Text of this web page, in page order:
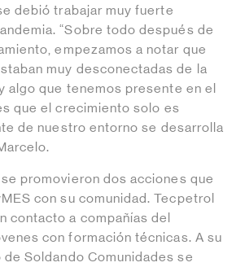
debió trabajar muy fuerte
“Sobre todo después de
empezamos a notar que
muy desconectadas de la
algo que tenemos presente en el
que el crecimiento solo es
de nuestro entorno se desarrolla
promovieron dos acciones que
con su comunidad. Tecpetrol
contacto a compañías del
con formación técnicas. A su
de Soldando Comunidades se